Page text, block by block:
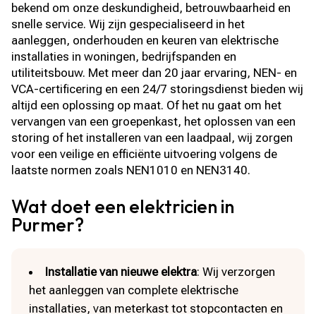
bekend om onze deskundigheid, betrouwbaarheid en
snelle service. Wij zijn gespecialiseerd in het
aanleggen, onderhouden en keuren van elektrische
installaties in woningen, bedrijfspanden en
utiliteitsbouw. Met meer dan 20 jaar ervaring, NEN- en
VCA-certificering en een 24/7 storingsdienst bieden wij
altijd een oplossing op maat. Of het nu gaat om het
vervangen van een groepenkast, het oplossen van een
storing of het installeren van een laadpaal, wij zorgen
voor een veilige en efficiënte uitvoering volgens de
laatste normen zoals NEN1010 en NEN3140.
Wat doet een elektricien in
Purmer?
Installatie van nieuwe elektra: Wij verzorgen
het aanleggen van complete elektrische
installaties, van meterkast tot stopcontacten en